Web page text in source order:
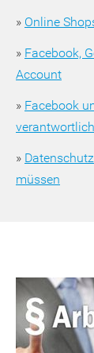
» Online
» Facebook,
Account
» Facebook
»
müssen